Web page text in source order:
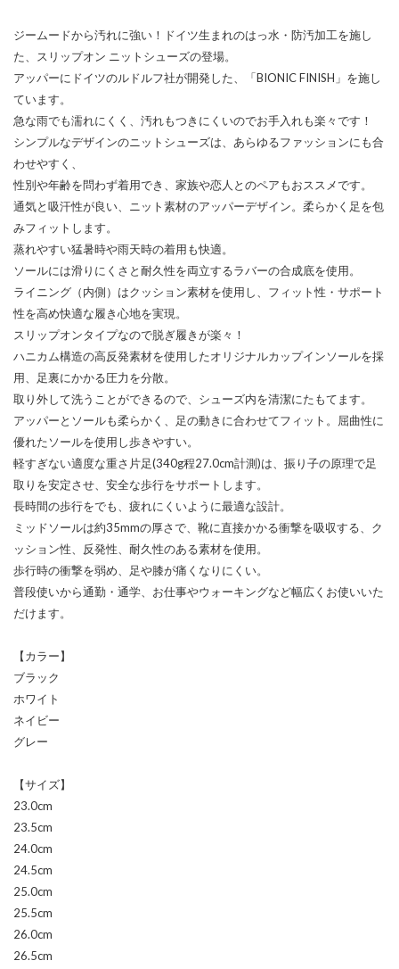
ジームードから汚れに強い！ドイツ生まれのはっ水・防汚加工を施し
た、スリップオン ニットシューズの登場。
アッパーにドイツのルドルフ社が開発した、「BIONIC FINISH」を施し
ています。
急な雨でも濡れにくく、汚れもつきにくいのでお手入れも楽々です！
シンプルなデザインのニットシューズは、あらゆるファッションにも合
わせやすく、
性別や年齢を問わず着用でき、家族や恋人とのペアもおススメです。
通気と吸汗性が良い、ニット素材のアッパーデザイン。柔らかく足を包
みフィットします。
蒸れやすい猛暑時や雨天時の着用も快適。
ソールには滑りにくさと耐久性を両立するラバーの合成底を使用。
ライニング（内側）はクッション素材を使用し、フィット性・サポート
性を高め快適な履き心地を実現。
スリップオンタイプなので脱ぎ履きが楽々！
ハニカム構造の高反発素材を使用したオリジナルカップインソールを採
用、足裏にかかる圧力を分散。
取り外して洗うことができるので、シューズ内を清潔にたもてます。
アッパーとソールも柔らかく、足の動きに合わせてフィット。屈曲性に
優れたソールを使用し歩きやすい。
軽すぎない適度な重さ片足(340g程27.0cm計測)は、振り子の原理で足
取りを安定させ、安全な歩行をサポートします。
長時間の歩行をでも、疲れにくいように最適な設計。
ミッドソールは約35mmの厚さで、靴に直接かかる衝撃を吸収する、ク
ッション性、反発性、耐久性のある素材を使用。
歩行時の衝撃を弱め、足や膝が痛くなりにくい。
普段使いから通勤・通学、お仕事やウォーキングなど幅広くお使いいた
だけます。
【カラー】
ブラック
ホワイト
ネイビー
グレー
【サイズ】
23.0cm
23.5cm
24.0cm
24.5cm
25.0cm
25.5cm
26.0cm
26.5cm